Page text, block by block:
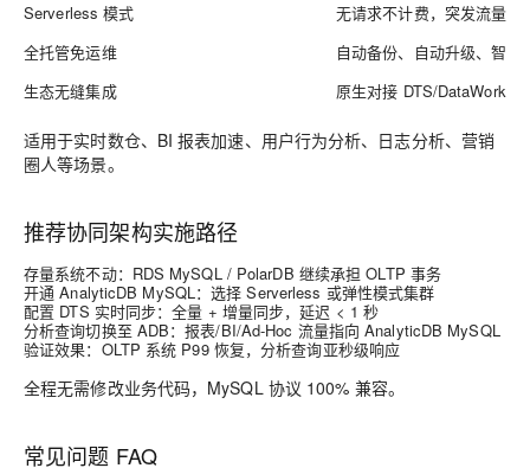
Serverless 模式
无请求不计费，突发流量自
全托管免运维
自动备份、自动升级、智能
生态无缝集成
原生对接 DTS/DataWorks/
适用于实时数仓、BI 报表加速、用户行为分析、日志分析、营销
圈人等场景。
推荐协同架构实施路径
存量系统不动：RDS MySQL / PolarDB 继续承担 OLTP 事务
开通 AnalyticDB MySQL：选择 Serverless 或弹性模式集群
配置 DTS 实时同步：全量 + 增量同步，延迟 < 1 秒
分析查询切换至 ADB：报表/BI/Ad-Hoc 流量指向 AnalyticDB MySQL
验证效果：OLTP 系统 P99 恢复，分析查询亚秒级响应
全程无需修改业务代码，MySQL 协议 100% 兼容。
常见问题 FAQ